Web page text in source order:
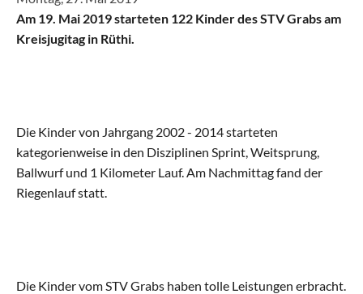
Events
Aktive
Alle Riegen
Leichtathletik
Am 19. Mai 2019 starteten 122 Kinder des STV Grabs am
Kreisjugitag in Rüthi.
Die Kinder von Jahrgang 2002 - 2014 starteten
kategorienweise in den Disziplinen Sprint, Weitsprung,
Ballwurf und 1 Kilometer Lauf. Am Nachmittag fand der
Riegenlauf statt.
Die Kinder vom STV Grabs haben tolle Leistungen erbracht.